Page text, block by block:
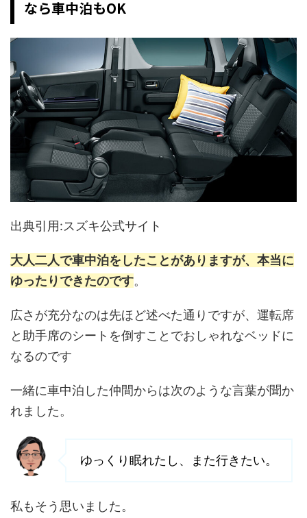
なら車中泊もOK
出典引用:スズキ公式サイト
大人二人で車中泊をしたことがありますが、本当に
ゆったりできたのです。
広さが充分なのは先ほど述べた通りですが、運転席
と助手席のシートを倒すことでおしゃれなベッドに
なるのです
一緒に車中泊した仲間からは次のような言葉が聞か
れました。
ゆっくり眠れたし、また行きたい。
私もそう思いました。